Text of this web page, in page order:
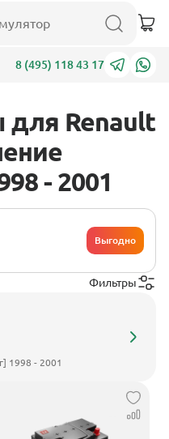
8 (495) 118 43 17
для Renault
- 2001
Выгодно
Фильтры
1998 - 2001